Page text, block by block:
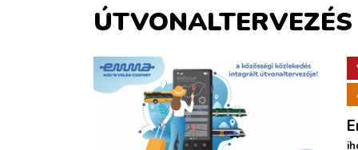
REPÜLÉS
KÖZLEKEDÉSFEJLESZTÉS
ELLÁTÁSI LÁNC
ÚTVONALTERVEZÉS